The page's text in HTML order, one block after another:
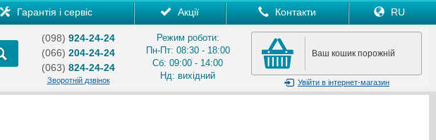
Гарантія і сервіс Акції Контакти RU
(098) 924-24-24
(066) 204-24-24
(063) 824-24-24
Зворотній дзвінок
Режим роботи:
Пн-Пт: 08:30 - 18:00
Сб: 09:00 - 14:00
Нд: вихідний
Ваш кошик порожній
Увійти в інтернет-магазин